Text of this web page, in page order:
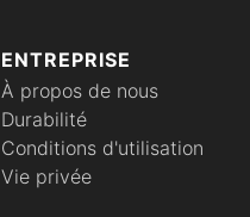
ENTREPRISE
À propos de nous
Durabilité
Conditions d'utilisation
Vie privée